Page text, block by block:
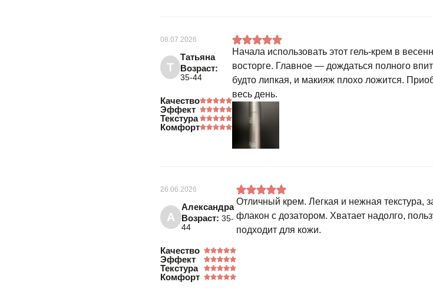
08.07.2026
Т
Татьяна
Возраст:
35-44
Качество
Эффект
Текстура
Комфорт
Начала использовать этот гель-крем в
восторге. Главное — дождаться полного
будто липкая, и макияж плохо ложится.
весь день.
26.06.2026
А
Александра
Возраст: 35-
44
Качество
Эффект
Текстура
Комфорт
Отличный крем. Легкая и нежная текстура,
флакон с дозатором. Хватает надолго,
подходит для кожи.